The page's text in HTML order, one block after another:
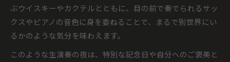
ぶウイスキーやカクテルとともに、目の前で奏でられるサッ
クスやピアノの音色に身を委ねることで、まるで別世界にい
るかのような気分を味わえます。
このような生演奏の夜は、特別な記念日や自分へのご褒美と